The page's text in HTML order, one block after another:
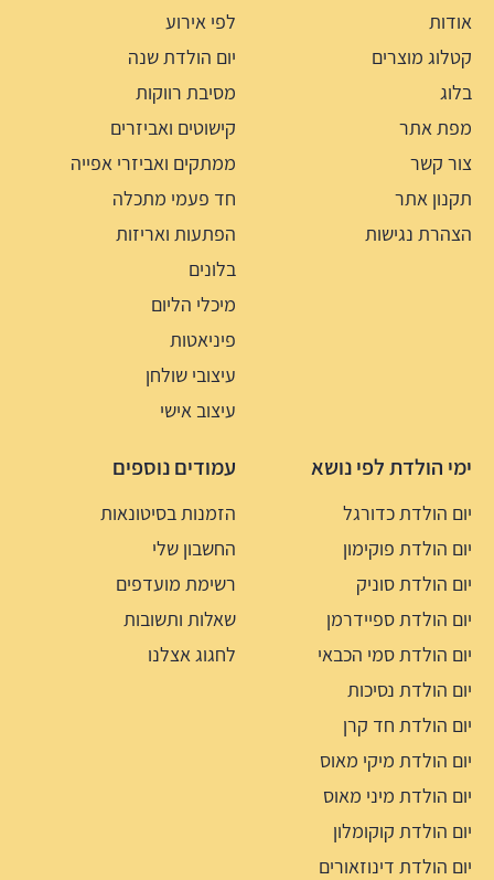
אודות
קטלוג מוצרים
בלוג
מפת אתר
צור קשר
תקנון אתר
הצהרת נגישות
לפי אירוע
יום הולדת שנה
מסיבת רווקות
קישוטים ואביזרים
ממתקים ואביזרי אפייה
חד פעמי מתכלה
הפתעות ואריזות
בלונים
מיכלי הליום
פיניאטות
עיצובי שולחן
עיצוב אישי
ימי הולדת לפי נושא
יום הולדת כדורגל
יום הולדת פוקימון
יום הולדת סוניק
יום הולדת ספיידרמן
יום הולדת סמי הכבאי
יום הולדת נסיכות
יום הולדת חד קרן
יום הולדת מיקי מאוס
יום הולדת מיני מאוס
יום הולדת קוקומלון
יום הולדת דינוזאורים
עמודים נוספים
הזמנות בסיטונאות
החשבון שלי
רשימת מועדפים
שאלות ותשובות
לחגוג אצלנו